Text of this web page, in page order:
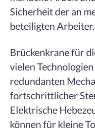
Sicherheit der an
beteiligten Arbeiter.
Brückenkrane für
vielen
redundanten
fortschrittlicher
Elektrische
können für kleine